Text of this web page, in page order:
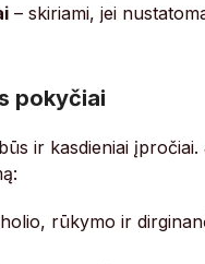
– skiriami, jei
pokyčiai
ir kasdieniai įpročiai.
rūkymo ir